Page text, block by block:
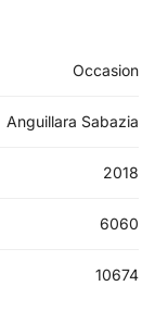
Occasion
Anguillara Sabazia
2018
6060
10674